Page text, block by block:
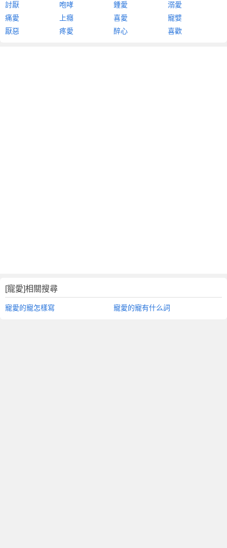
討厭 咆哮 鍾愛
溺愛
痛愛
上癮 喜愛
寵嬖
厭惡
疼愛 醉心 喜歡
[寵愛]相關搜尋
寵愛的寵怎樣寫 寵愛的寵有什么詞